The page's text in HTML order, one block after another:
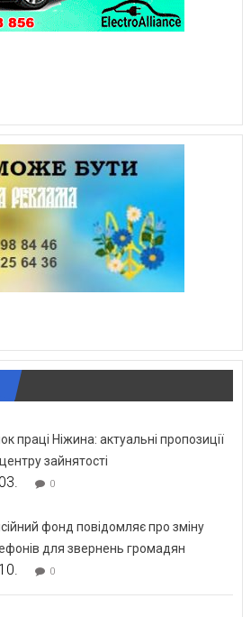
праці Ніжина: актуальні пропозиції
зайнятості
0
фонд повідомляє про зміну
для звернень громадян
0